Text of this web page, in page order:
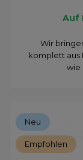
Auf
​Wir
komplett aus
wie
Neu
Empfohlen